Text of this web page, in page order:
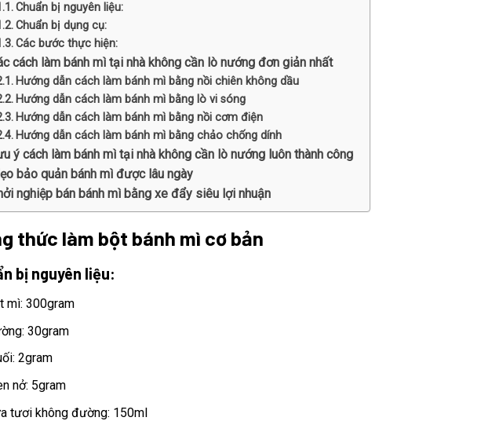
Chuẩn bị nguyên liệu:
Chuẩn bị dụng cụ:
Các bước thực hiện:
cách làm bánh mì tại nhà không cần lò nướng đơn giản nhất
Hướng dẫn cách làm bánh mì bằng nồi chiên không dầu
Hướng dẫn cách làm bánh mì bằng lò vi sóng
Hướng dẫn cách làm bánh mì bằng nồi cơm điện
Hướng dẫn cách làm bánh mì bằng chảo chống dính
ý cách làm bánh mì tại nhà không cần lò nướng luôn thành công
bảo quản bánh mì được lâu ngày
nghiệp bán bánh mì bằng xe đẩy siêu lợi nhuận
thức làm bột bánh mì cơ bản
bị nguyên liệu:
mì: 300gram
30gram
2gram
nở: 5gram
tươi không đường: 150ml